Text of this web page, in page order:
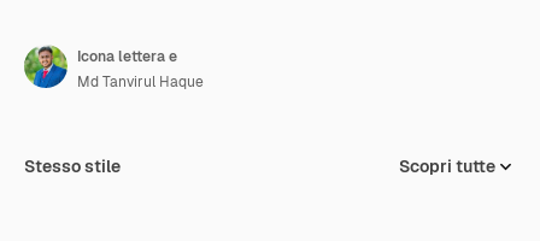
Icona lettera e
Md Tanvirul Haque
Stesso stile Scopri tutte